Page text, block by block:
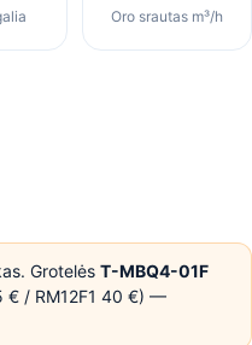
Oro srautas m³/h
Grotelės T-MBQ4-01F
€ / RM12F1 40 €) —